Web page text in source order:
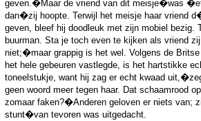
geven.�Maar de vriend van dit meisje�was
dan�zij hoopte. Terwijl het meisje haar vriend
geven, bleef hij doodleuk met zijn mobiel
buurman. Sta je toch even te kijken als vriend
niet;�maar grappig is het wel. Volgens de
het hele gebeuren vastlegde, is het hartstikke
toneelstukje, want hij zag er echt kwaad
geen woord meer tegen haar. Dat schaamrood
zomaar faken?�Anderen geloven er niets van;
stunt�van tevoren was uitgedacht.